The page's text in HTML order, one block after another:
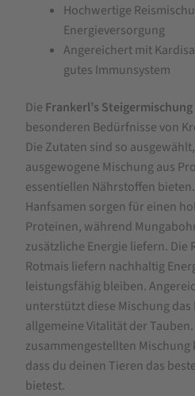
Hochwertige
Energieversorgung
Angereichert mit
gutes Immunsystem
Die Frankerl’s Steigermischung
besonderen Bedürfnisse von
Die Zutaten sind so
ausgewogene Mischung aus
essentiellen Nährstoffen
Hanfsamen sorgen für einen
Proteinen, während
zusätzliche Energie liefern. Die
Rotmais liefern nachhaltig
leistungsfähig bleiben.
unterstützt diese Mischung
allgemeine Vitalität der
zusammengestellten Mischung
dass du deinen Tieren das beste
bietest.